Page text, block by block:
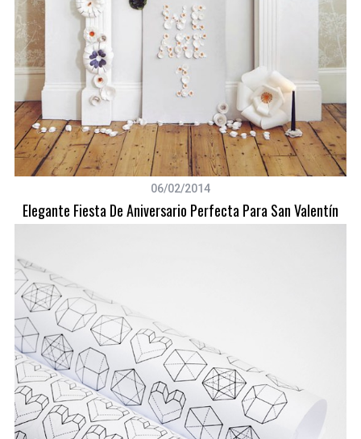
06/02/2014
Elegante Fiesta De Aniversario Perfecta Para San Valentín
a
r
c
h
f
o
r
: